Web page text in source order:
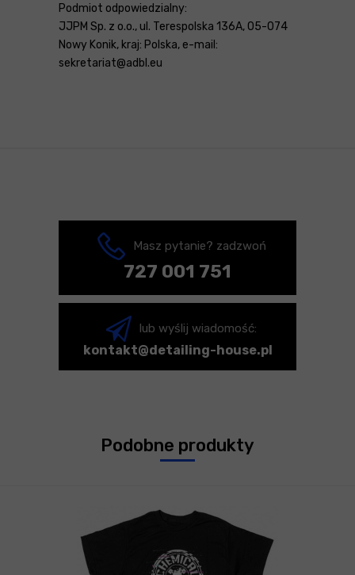
Podmiot odpowiedzialny:
JJPM Sp. z o.o., ul. Terespolska 136A, 05-074
Nowy Konik, kraj: Polska, e-mail:
sekretariat@adbl.eu
Masz pytanie? zadzwoń
727 001 751
lub wyślij wiadomość:
kontakt@detailing-house.pl
Podobne produkty